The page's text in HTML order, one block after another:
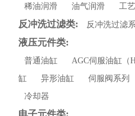
稀油润滑 油气润滑 工
反冲洗过滤类: 反冲洗过滤
液压元件类:
普通油缸 AGC伺服油缸（
缸
异形油缸 伺服阀系列
冷却器
电子元件类: